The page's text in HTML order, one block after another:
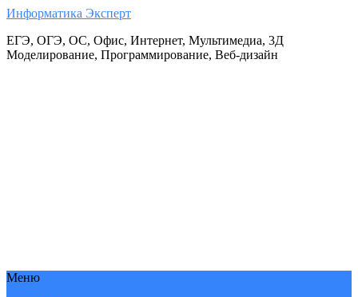
Информатика Эксперт
ЕГЭ, ОГЭ, ОС, Офис, Интернет, Мультимедиа, 3Д
Моделирование, Программирование, Веб-дизайн
Меню